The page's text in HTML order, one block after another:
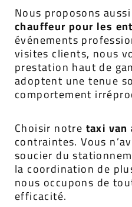
Nous proposons
chauffeur pour les
événements
visites clients, nous
prestation haut de
adoptent une tenue
comportement
Choisir notre taxi
contraintes. Vous
soucier du
la coordination de
nous occupons de
efficacité.